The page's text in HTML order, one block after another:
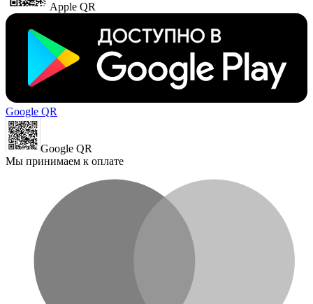
Apple QR
Google QR
Google QR
Мы принимаем к оплате